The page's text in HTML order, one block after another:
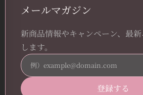
メールマガジン
新商品情報やキャンペーン、最
します。